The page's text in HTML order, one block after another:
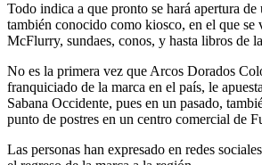
Todo indica a que pronto se hará apertura de
también conocido como kiosco, en el que se
McFlurry, sundaes, conos, y hasta libros de
No es la primera vez que Arcos Dorados
franquiciado de la marca en el país, le
Sabana Occidente, pues en un pasado,
punto de postres en un centro comercial de
Las personas han expresado en redes